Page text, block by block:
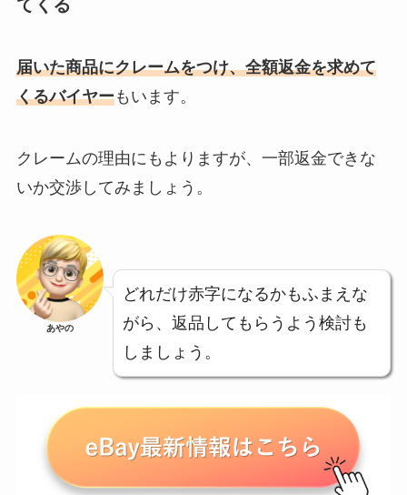
てくる
届いた商品にクレームをつけ、全額返金を求めて
くるバイヤーもいます。
クレームの理由にもよりますが、一部返金できな
いか交渉してみましょう。
あやの
どれだけ赤字になるかもふまえな
がら、返品してもらうよう検討も
しましょう。